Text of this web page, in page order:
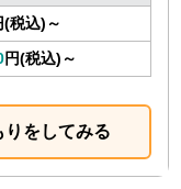
(税込)～
円(税込)～
をしてみる